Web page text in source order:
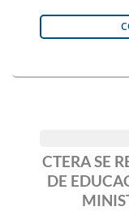
CTERA SE
DE